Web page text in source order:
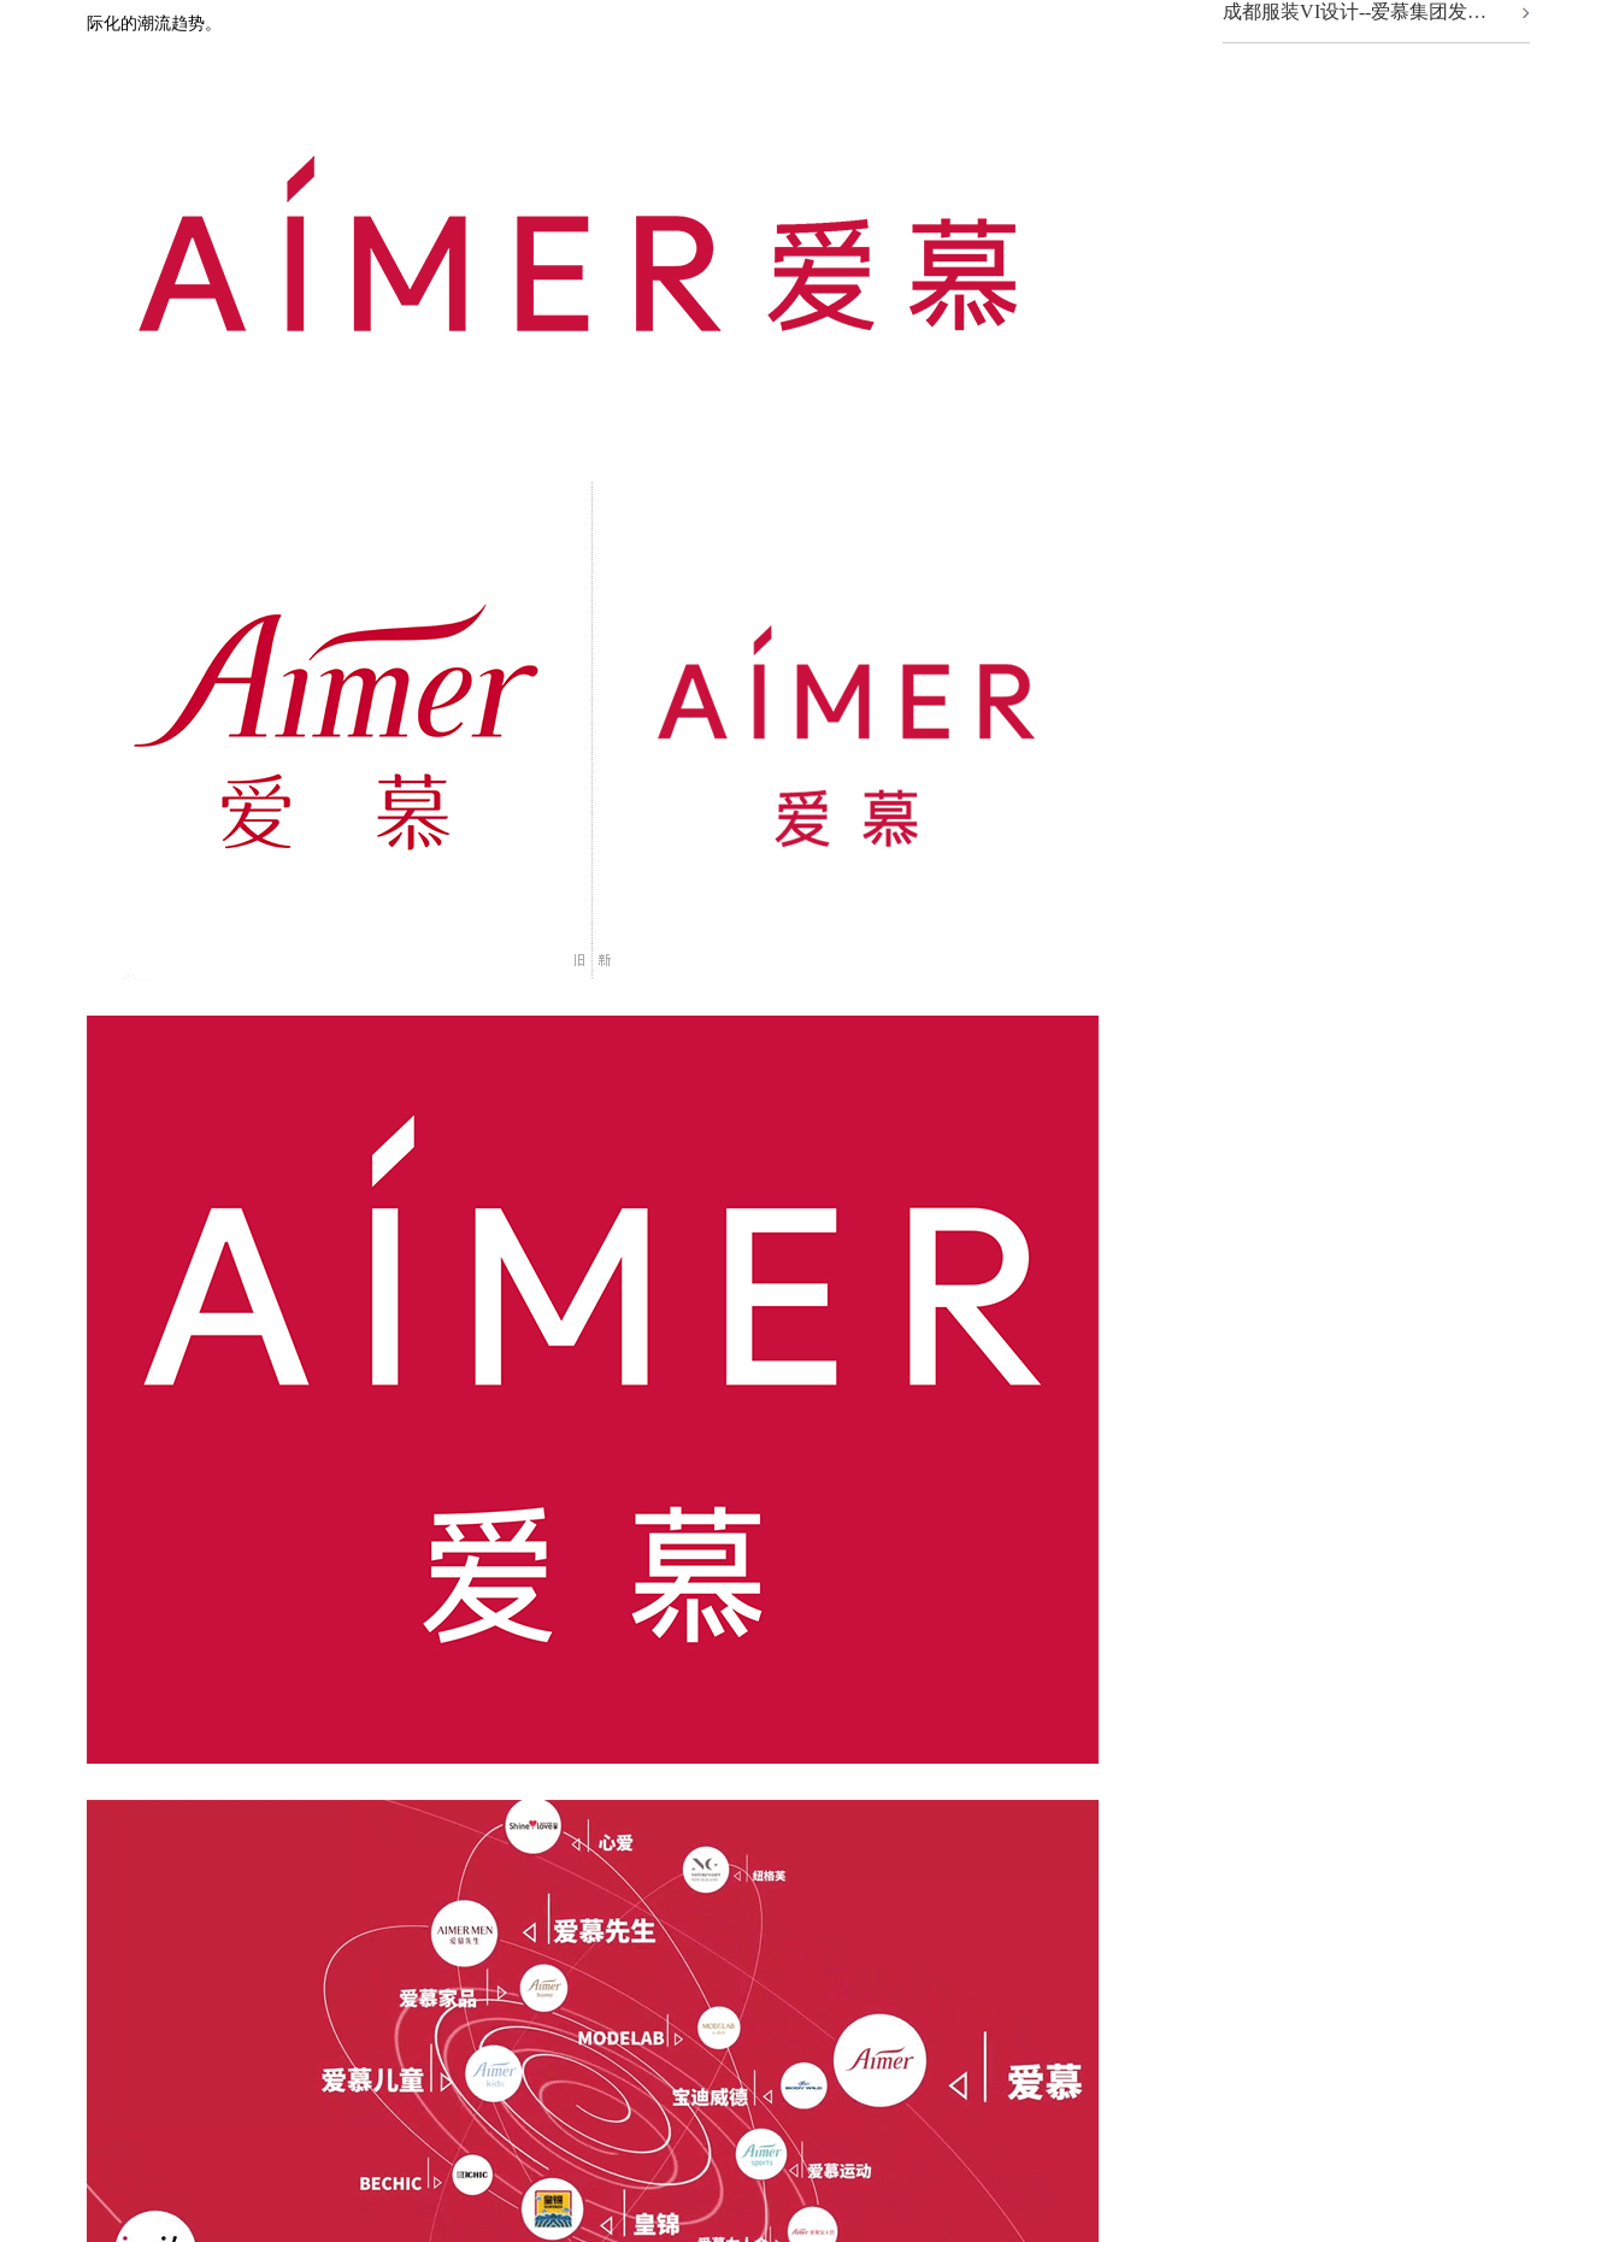
际化的潮流趋势。
成都服装VI设计--爱慕集团发…